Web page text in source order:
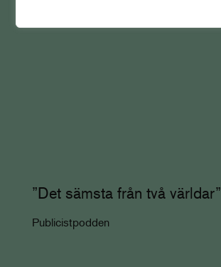
”Det sämsta från två världar”
Publicistpodden